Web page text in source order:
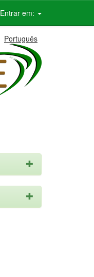
Entrar em:
Português